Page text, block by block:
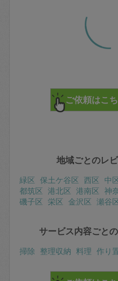
地域ごとのレ
緑区 保土ケ谷区 西区 中
都筑区 港北区 港南区 神
磯子区 栄区 金沢区 瀬谷
サービス内容ごと
掃除 整理収納 料理 作り